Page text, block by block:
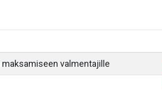
valmentajille